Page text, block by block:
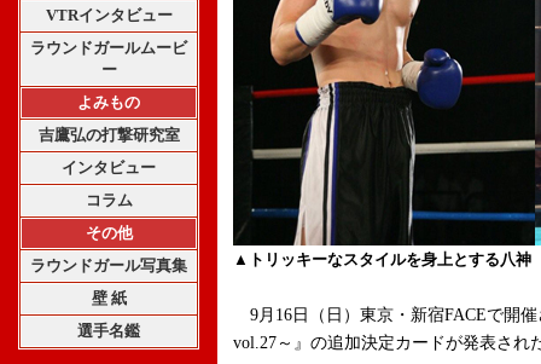
VTRインタビュー
ラウンドガールムービ
ー
よみもの
吉鷹弘の打撃研究室
インタビュー
コラム
その他
ラウンドガール写真集
壁 紙
選手名鑑
▲トリッキーなスタイルを身上とする八神
9月16日（日）東京・新宿FACEで開
vol.27～』の追加決定カードが発表され